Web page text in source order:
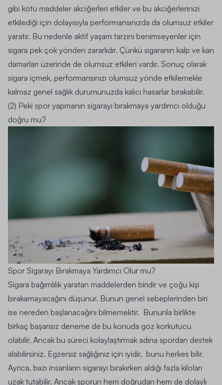
gibi kötü maddeler akciğerleri etkiler ve bu akciğerlerinizi
etkilediği için dolayısıyla performansınızda da olumsuz etkiler
yaratır. Bu nedenle aktif yaşam tarzını benimseyenler için
sigara pek çok yönden zararlıdır. Çünkü sigaranın kalp ve kan
damarları üzerinde de olumsuz etkileri vardır. Sonuç olarak
sigara içmek, performansınızı olumsuz yönde etkilemekle
kalmaz genel sağlık durumunuzda kalıcı hasarlar bırakabilir.
(2) Peki spor yapmanın sigarayı bırakmaya yardımcı olduğu
doğru mu?
Spor Sigarayı Bırakmaya Yardımcı Olur mu?
Sigara bağımlılık yaratan maddelerden biridir ve çoğu kişi
bırakamayacağını düşünür. Bunun genel sebeplerinden biri
ise nereden başlanacağını bilmemektir. Bununla birlikte
birkaç başarısız deneme de bu konuda göz korkutucu
olabilir. Ancak bu süreci kolaylaştırmak adına spordan destek
alabilirsiniz. Egzersiz sağlığınız için iyidir, bunu herkes bilir.
Ayrıca, bazı insanların sigarayı bırakırken aldığı fazla kiloları
uzak tutabilir. Ancak sporun hem doğrudan hem de dolaylı